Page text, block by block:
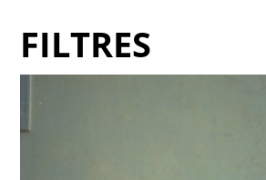
FILTRES